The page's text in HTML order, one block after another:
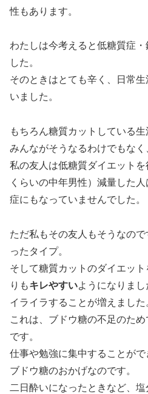
性もあります。
わたしは今考えると低糖質症
した。
そのときはとても辛く、日常
いました。
もちろん糖質カットしている
みんながそうなるわけでもなく
私の友人は低糖質ダイエット
くらいの中年男性）減量した
症にもなっていませんでした。
ただ私もその友人もそうなの
ったタイプ。
そして糖質カットのダイエッ
りもキレやすいようになりまし
イライラすることが増えました
これは、ブドウ糖の不足のた
です。
仕事や勉強に集中することが
ブドウ糖のおかげなのです。
二日酔いになったときなど、